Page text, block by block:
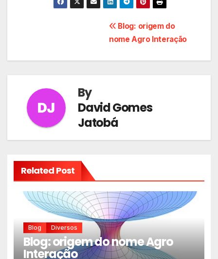
Blog: origem do
nome Agro Interação
By
David Gomes
Jatobá
Related Post
Blog Diversos
Blog: origem do nome Agro
Interação